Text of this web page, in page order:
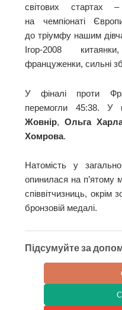
світових стартах
на чемпіонаті
до тріумфу нашим
Ігор-2008
француженки, сильні
У фіналі проти
перемогли 45:38. У
Жовнір,Ольга
Хомрова.
Натомість у
опинилася на п’ятому
співвітчизниць, окрім
бронзовій медалі.
Підсумуйте за